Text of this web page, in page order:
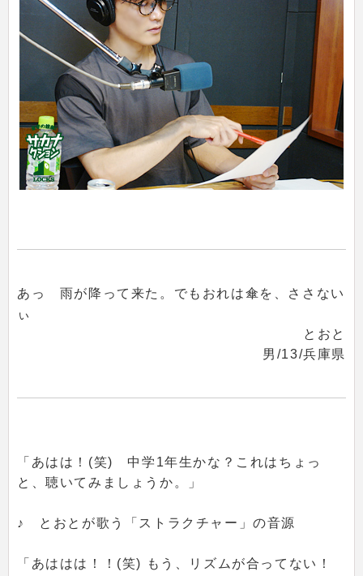
あっ 雨が降って来た。でもおれは傘を、ささない
ぃ
とおと
男/13/兵庫県
「あはは！(笑) 中学1年生かな？これはちょっ
と、聴いてみましょうか。」
♪ とおとが歌う「ストラクチャー」の音源
「あははは！！(笑) もう、リズムが合ってない！